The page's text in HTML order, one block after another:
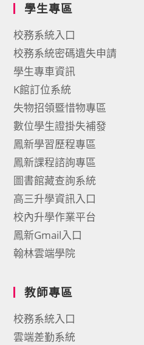
學生專區
校務系統入口
校務系統密碼遺失申請
學生專車資訊
K館訂位系統
失物招領暨惜物專區
數位學生證掛失補發
鳳新學習歷程專區
鳳新課程諮詢專區
圖書館藏查詢系統
高三升學資訊入口
校內升學作業平台
鳳新Gmail入口
翰林雲端學院
教師專區
校務系統入口
雲端差勤系統